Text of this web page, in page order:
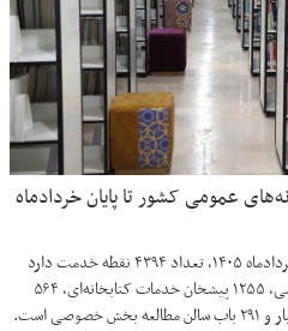
عمومی کشور تا پایان خردادماه
نهاد کتابخانه‌های عمومی کشور تا پایان خردادماه ۱۴۰۵، تعداد ۴۳۹۴ نقطه خدمت دارد
که از این تعداد، ۲۲۸۴ باب کتابخانه عمومی، ۱۲۵۵ پیشخان خدمات کتابخانه‌ای، ۵۶۴